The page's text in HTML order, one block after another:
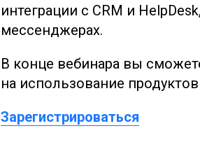
интеграции с CRM и
мессенджерах.
В конце вебинара вы
на использование
Зарегистрироваться